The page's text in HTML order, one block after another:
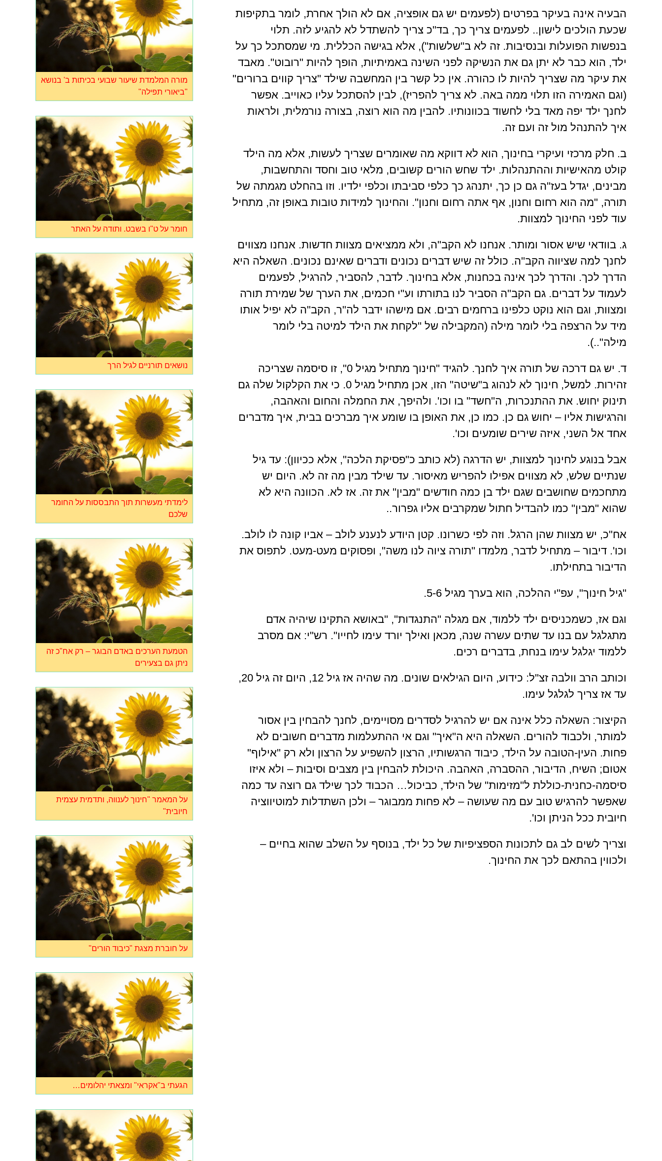
הבעיה אינה בעיקר בפרטים (לפעמים יש גם אופציה, אם לא הולך אחרת, לומר בתקיפות
שכעת הולכים לישון.. לפעמים צריך כך, בד"כ צריך להשתדל לא להגיע לזה. תלוי
בנפשות הפועלות ובנסיבות. זה לא ב"שלשות"), אלא בגישה הכללית. מי שמסתכל כך על
ילד, הוא כבר לא יתן גם את הנשיקה לפני השינה באמיתיות, הופך להיות "רובוט". מאבד
את עיקר מה שצריך להיות לו כהורה. אין כל קשר בין המחשבה שילד "צריך קווים ברורים"
(וגם האמירה הזו תלוי ממה באה. לא צריך להפריז), לבין להסתכל עליו כאוייב. אפשר
לחנך ילד יפה מאד בלי לחשוד בכוונותיו. להבין מה הוא רוצה, בצורה נורמלית, ולראות
איך להתנהל מול זה ועם זה.
ב. חלק מרכזי ועיקרי בחינוך, הוא לא דווקא מה שאומרים שצריך לעשות, אלא מה הילד
קולט מהאישיות וההתנהלות. ילד שחש הורים קשובים, מלאי טוב וחסד והתחשבות,
מבינים, יגדל בעז"ה גם כן כך, יתנהג כך כלפי סביבתו וכלפי ילדיו. וזו בהחלט מגמתה של
תורה, "מה הוא רחום וחנון, אף אתה רחום וחנון". והחינוך למידות טובות באופן זה, מתחיל
עוד לפני החינוך למצוות.
ג. בוודאי שיש אסור ומותר. אנחנו לא הקב"ה, ולא ממציאים מצוות חדשות. אנחנו מצווים
לחנך למה שציווה הקב"ה. כולל זה שיש דברים נכונים ודברים שאינם נכונים. השאלה היא
הדרך לכך. והדרך לכך אינה בכחנות, אלא בחינוך. לדבר, להסביר, להרגיל, לפעמים
לעמוד על דברים. גם הקב"ה הסביר לנו בתורתו וע"י חכמים, את הערך של שמירת תורה
ומצוות, וגם הוא נוקט כלפינו ברחמים רבים. אם מישהו ידבר לה"ר, הקב"ה לא יפיל אותו
מיד על הרצפה בלי לומר מילה (המקבילה של "לקחת את הילד למיטה בלי לומר
מילה"..).
ד. יש גם דרכה של תורה איך לחנך. להגיד "חינוך מתחיל מגיל 0", זו סיסמה שצריכה
זהירות. למשל, חינוך לא לנהוג ב"שיטה" הזו, אכן מתחיל מגיל 0. כי את הקלקול שלה גם
תינוק יחוש. את ההתנכרות, ה"חשד" בו וכו'. ולהיפך, את החמלה והחום והאהבה,
והרגישות אליו – יחוש גם כן. כמו כן, את האופן בו שומע איך מברכים בבית, איך מדברים
אחד אל השני, איזה שירים שומעים וכו'.
אבל בנוגע לחינוך למצוות, יש הדרגה (לא כותב כ"פסיקת הלכה", אלא ככיוון): עד גיל
שנתיים שלש, לא מצווים אפילו להפריש מאיסור. עד שילד מבין מה זה לא. היום יש
מתחכמים שחושבים שגם ילד בן כמה חודשים "מבין" את זה. אז לא. הכוונה היא לא
שהוא "מבין" כמו להבדיל חתול שמקרבים אליו גפרור..
אח"כ, יש מצוות שהן הרגל. וזה לפי כשרונו. קטן היודע לנענע לולב – אביו קונה לו לולב.
וכו'. דיבור – מתחיל לדבר, מלמדו "תורה ציוה לנו משה", ופסוקים מעט-מעט. לתפוס את
הדיבור בתחילתו.
"גיל חינוך", עפ"י ההלכה, הוא בערך מגיל 5-6.
וגם אז, כשמכניסים ילד ללמוד, אם מגלה "התנגדות", "באושא התקינו שיהיה אדם
מתגלגל עם בנו עד שתים עשרה שנה, מכאן ואילך יורד עימו לחייו". רש"י: אם מסרב
ללמוד יגלגל עימו בנחת, בדברים רכים.
וכותב הרב וולבה זצ"ל: כידוע, היום הגילאים שונים. מה שהיה אז גיל 12, היום זה גיל 20,
עד אז צריך לגלגל עימו.
הקיצור: השאלה כלל אינה אם יש להרגיל לסדרים מסויימים, לחנך להבחין בין אסור
למותר, ולכבוד להורים. השאלה היא ה"איך" וגם אי ההתעלמות מדברים חשובים לא
פחות. העין-הטובה על הילד, כיבוד הרגשותיו, הרצון להשפיע על הרצון ולא רק "אילוף"
אטום; השיח, הדיבור, ההסברה, האהבה. היכולת להבחין בין מצבים וסיבות – ולא איזו
סיסמה-כחנית-כוללת ל"מזימות" של הילד, כביכול… הכבוד לכך שילד גם רוצה עד כמה
שאפשר להרגיש טוב עם מה שעושה – לא פחות ממבוגר – ולכן השתדלות למוטיווציה
חיובית ככל הניתן וכו'.
וצריך לשים לב גם לתכונות הספציפיות של כל ילד, בנוסף על השלב שהוא בחיים –
ולכווין בהתאם לכך את החינוך.
מורה המלמדת שיעור שבועי בכיתות ב' בנושא
"ביאורי תפילה"
חומר על ט"ו בשבט. ותודה על האתר
נושאים תורניים לגיל הרך
לימדתי מעשרות תוך התבססות על החומר
שלכם
הטמעת הערכים באדם הבוגר – רק אח"כ זה
ניתן גם בצעירים
על המאמר "חינוך לענווה, ותדמית עצמית
חיובית"
על חוברת מצגת "כיבוד הורים"
הגעתי ב"אקראי" ומצאתי יהלומים…